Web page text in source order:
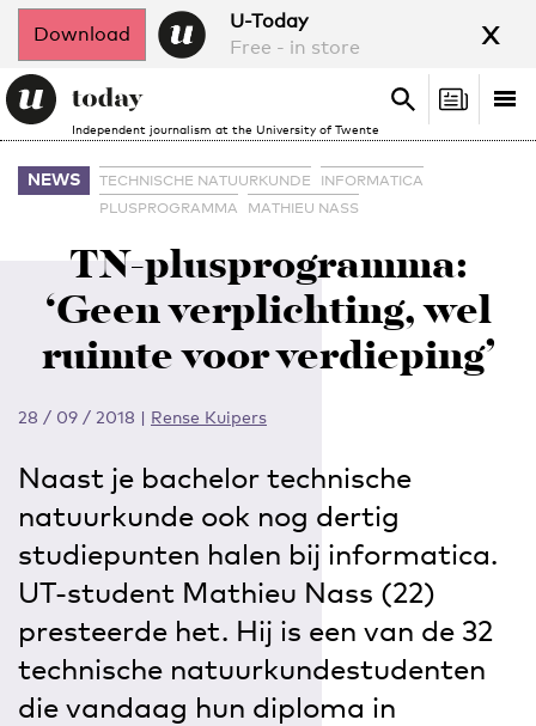
Download
U-Today
Free - in store
x
Independent journalism at the University of Twente
Search
Search
NEWS TECHNISCHE NATUURKUNDE
INFORMATICA
PLUSPROGRAMMA
MATHIEU NASS
TN-plusprogramma:
‘Geen verplichting, wel
ruimte voor verdieping’
28 / 09 / 2018 | Rense Kuipers
Naast je bachelor technische
natuurkunde ook nog dertig
studiepunten halen bij informatica.
UT-student Mathieu Nass (22)
presteerde het. Hij is een van de 32
technische natuurkundestudenten
die vandaag hun diploma in